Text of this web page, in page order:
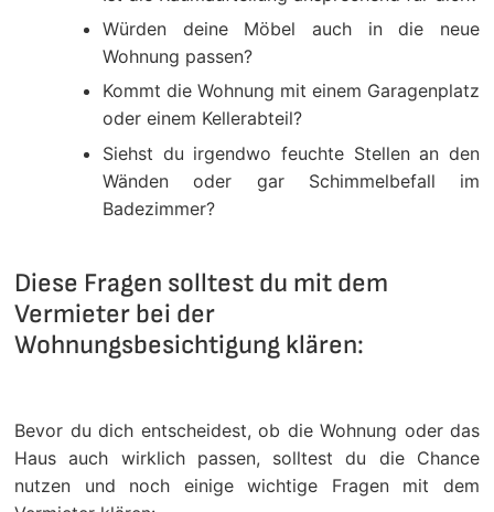
Würden deine Möbel auch in die neue
Wohnung passen?
Kommt die Wohnung mit einem Garagenplatz
oder einem Kellerabteil?
Siehst du irgendwo feuchte Stellen an den
Wänden oder gar Schimmelbefall im
Badezimmer?
Diese Fragen solltest du mit dem
Vermieter bei der
Wohnungsbesichtigung klären:
Bevor du dich entscheidest, ob die Wohnung oder das
Haus auch wirklich passen, solltest du die Chance
nutzen und noch einige wichtige Fragen mit dem